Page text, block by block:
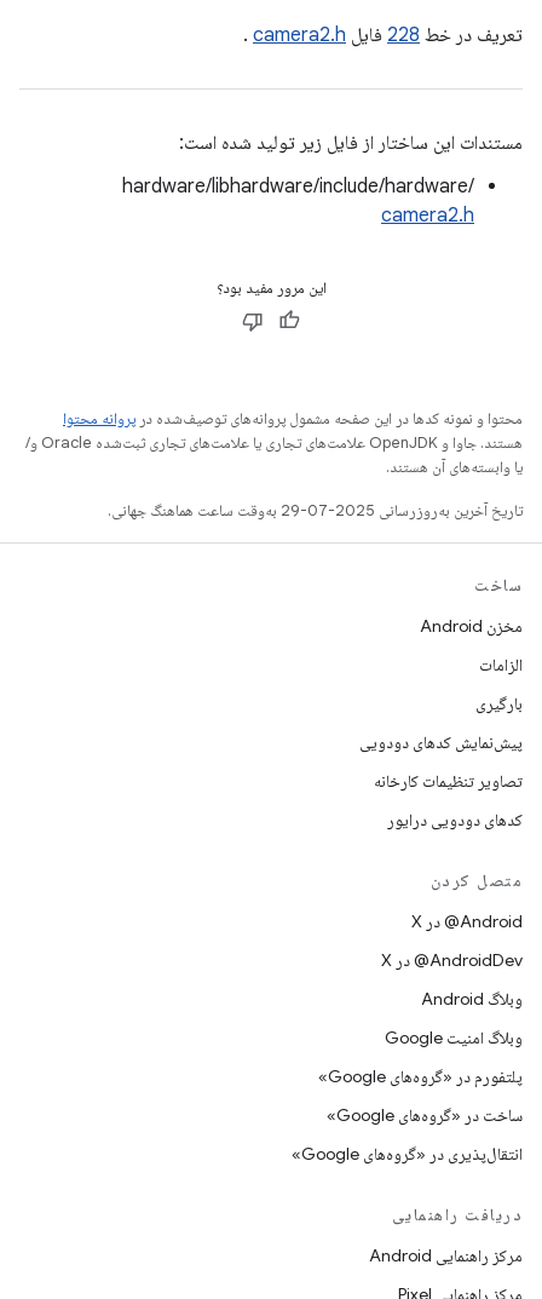
تعریف در خط 228 فایل camera2.h
.
مستندات این ساختار از فایل زیر تولید شده است:
hardware/libhardware/include/hardware/
camera2.h
این مرور مفید بود؟
محتوا و نمونه کدها در این صفحه مشمول پروانه‌های توصیف‌شده در پروانه محتوا
هستند. جاوا و OpenJDK علامت‌های تجاری یا علامت‌های تجاری ثبت‌شده Oracle و/
یا وابسته‌های آن هستند.
تاریخ آخرین به‌روزرسانی 2025-07-29 به‌وقت ساعت هماهنگ جهانی.
ساخت
مخزن Android
الزامات
بارگیری
پیش‌نمایش کدهای دودویی
تصاویر تنظیمات کارخانه
کدهای دودویی درایور
متصل کردن
‫‎@Android در X
‫‎@AndroidDev در X
وبلاگ Android
وبلاگ امنیت Google
پلتفورم در «گروه‌های Google»
ساخت در «گروه‌های Google»
انتقال‌پذیری در «گروه‌های Google»
دریافت راهنمایی
مرکز راهنمایی Android
مرکز راهنمایی Pixel